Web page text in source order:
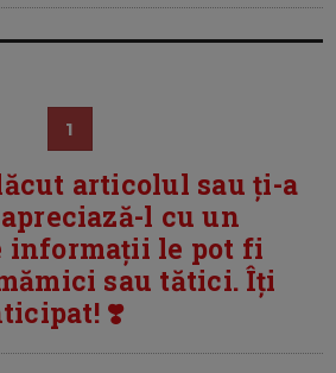
1
articolul sau ți-a
l cu un
informații le pot fi
sau tătici. Îți
❣️